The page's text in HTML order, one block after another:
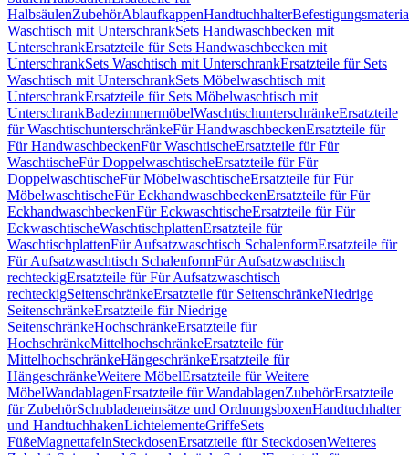
HalbsäulenZubehörAblaufkappenHandtuchhalter
Waschtisch mit UnterschrankSets Handwaschbecken mit
UnterschrankErsatzteile für Sets Handwaschbecken mit
UnterschrankSets Waschtisch mit UnterschrankErsatzteile für Sets
Waschtisch mit UnterschrankSets Möbelwaschtisch mit
UnterschrankErsatzteile für Sets Möbelwaschtisch mit
UnterschrankBadezimmermöbelWaschtischunterschränkeErsatzteile
für WaschtischunterschränkeFür HandwaschbeckenErsatzteile für
Für HandwaschbeckenFür WaschtischeErsatzteile für Für
WaschtischeFür DoppelwaschtischeErsatzteile für Für
DoppelwaschtischeFür MöbelwaschtischeErsatzteile für Für
MöbelwaschtischeFür EckhandwaschbeckenErsatzteile für Für
EckhandwaschbeckenFür EckwaschtischeErsatzteile für Für
EckwaschtischeWaschtischplattenErsatzteile für
WaschtischplattenFür Aufsatzwaschtisch SchalenformErsatzteile für
Für Aufsatzwaschtisch SchalenformFür Aufsatzwaschtisch
rechteckigErsatzteile für Für Aufsatzwaschtisch
rechteckigSeitenschränkeErsatzteile für SeitenschränkeNiedrige
SeitenschränkeErsatzteile für Niedrige
SeitenschränkeHochschränkeErsatzteile für
HochschränkeMittelhochschränkeErsatzteile für
MittelhochschränkeHängeschränkeErsatzteile für
HängeschränkeWeitere MöbelErsatzteile für Weitere
MöbelWandablagenErsatzteile für WandablagenZubehörErsatzteile
für ZubehörSchubladeneinsätze und OrdnungsboxenHandtuchhalter
und HandtuchhakenLichtelementeGriffeSets
FüßeMagnettafelnSteckdosenErsatzteile für SteckdosenWeiteres